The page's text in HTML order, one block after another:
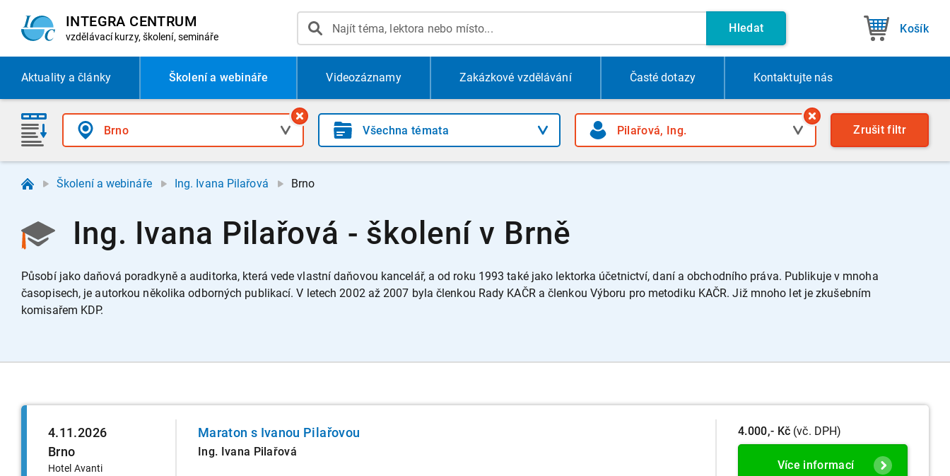
INTEGRA CENTRUM
vzdělávací kurzy, školení, semináře
Hledat Košík
Aktualitya články Školení a webináře Videozáznamy Zakázkové vzdělávání Časté dotazy Kontaktujte nás
Zrušit filtr
Školení a webináře Ing. Ivana Pilařová Brno
Ing. Ivana Pilařová - školení v Brně
Působí jako daňová poradkyně a auditorka, která vede vlastní daňovou kancelář, a od roku 1993 také jako lektorka účetnictví, daní a obchodního práva. Publikuje v mnoha
časopisech, je autorkou několika odborných publikací. V letech 2002 až 2007 byla členkou Rady KAČR a členkou Výboru pro metodiku KAČR. Již mnoho let je zkušebním
komisařem KDP.
4.11.2026
Brno
Hotel Avanti
Maraton s Ivanou Pilařovou
Ing. Ivana Pilařová
4.000,- Kč (vč. DPH)
Více informací